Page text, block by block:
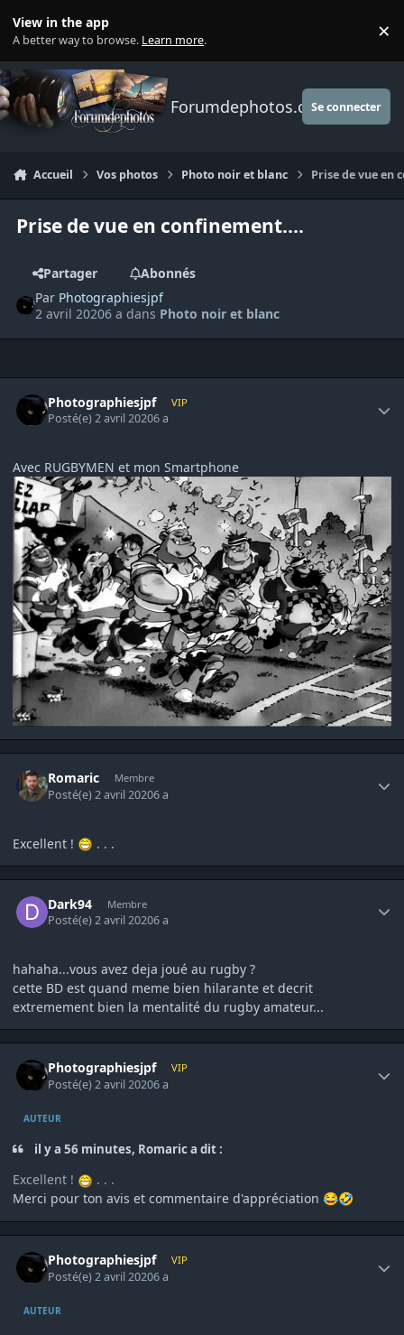
View in the app
A better way to browse. Learn more. ×
Forumdephotos.comSe connecter
Accueil Vos photos Photo noir et blanc Prise de vue en
Prise de vue en confinement....
Partager
Abonnés
Par Photographiesjpf
2 avril 20206 a dans Photo noir et blanc
Photographiesjpf VIP
Posté(e)2 avril 20206 a
Avec RUGBYMEN et mon Smartphone
Romaric Membre
Posté(e)2 avril 20206 a
Excellent ! . . .
Dark94 Membre
Posté(e)2 avril 20206 a
hahaha...vous avez deja joué au rugby ?
cette BD est quand meme bien hilarante et decrit
extremement bien la mentalité du rugby amateur...
Photographiesjpf VIP
Posté(e)2 avril 20206 a
AUTEUR
il y a 56 minutes, Romaric a dit :
Excellent !
. . .
Merci pour ton avis et commentaire d'appréciation 😂🤣
Photographiesjpf VIP
Posté(e)2 avril 20206 a
AUTEUR